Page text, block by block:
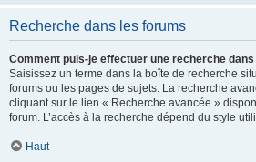
Recherche dans les forums
Comment puis-je effectuer une recherche
Saisissez un terme dans la boîte de recherche
forums ou les pages de sujets. La recherche
cliquant sur le lien « Recherche avancée »
forum. L’accès à la recherche dépend du style
Haut